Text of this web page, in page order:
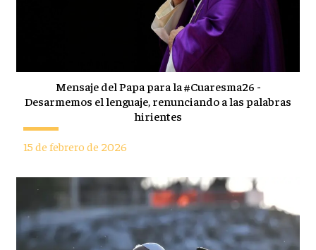
Mensaje del Papa para la #Cuaresma26 -
Desarmemos el lenguaje, renunciando a las palabras
hirientes
15 de febrero de 2026